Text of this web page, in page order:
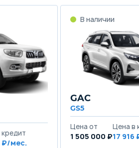
GAC
GS5
1 505 000 ₽17 916